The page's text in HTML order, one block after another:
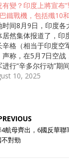
有變？印度上將宣布“
鐵戰機，包括殲10
时间8月9日，印度各
居然集体报道了，印
辛格（相当于印度空
声称，在5月7日空战
进行“辛多尔行动”期
使用俄罗斯制造的S-
巴基斯坦空军歼-10CE
龙（57空战中，只有
17枭龙升空），还有
萨博预警机，一共6架
10, 2025
4航母齊出，6國反華
對勁